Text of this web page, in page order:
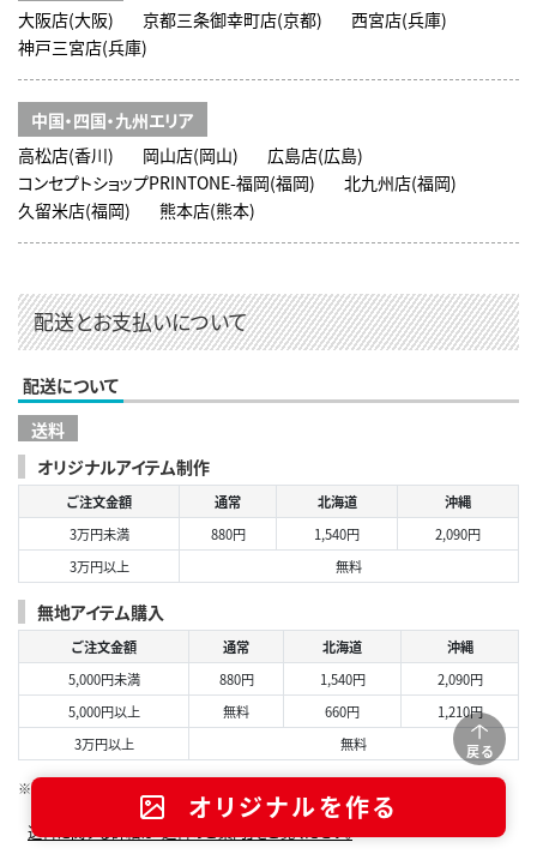
戻る
オリジナルを作る
大阪店(大阪)
京都三条御幸町店(京都)
西宮店(兵庫)
神戸三宮店(兵庫)
中国・四国・九州エリア
高松店(香川)
岡山店(岡山)
広島店(広島)
コンセプトショップPRINTONE-福岡(福岡)
北九州店(福岡)
久留米店(福岡)
熊本店(熊本)
配送とお支払いについて
配送について
送料
オリジナルアイテム制作
ご注文金額 通常 北海道
沖縄
3万円未満
880円 1,540円
2,090円
3万円以上
無料
無地アイテム購入
ご注文金額 通常 北海道
沖縄
5,000円未満
880円 1,540円
2,090円
5,000円以上
無料 660円
1,210円
3万円以上
無料
※送料は税込表示です。
送料に関する詳細は「送料のご案内」をご覧ください。